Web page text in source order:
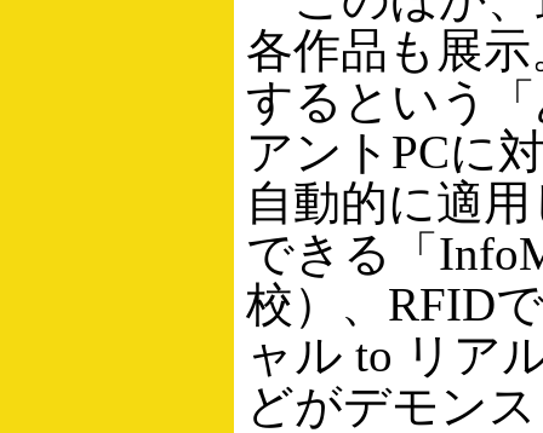
各作品も展
するという
アントPCに
自動的に適
できる「
校）、RFID
ャル to リア
どがデモン